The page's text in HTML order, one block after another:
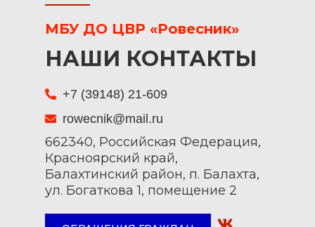
МБУ ДО ЦВР «Ровесник»
НАШИ КОНТАКТЫ
+7 (39148) 21-609
rowecnik@mail.ru
662340, Российская Федерация,
Красноярский край,
Балахтинский район, п. Балахта,
ул. Богаткова 1, помещение 2